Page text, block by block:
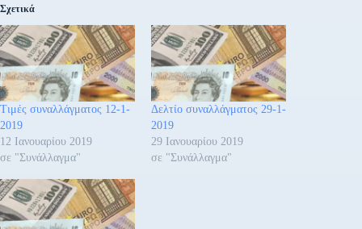
Σχετικά
Τιμές συναλλάγματος 12-1-
2019
12 Ιανουαρίου 2019
σε "Συνάλλαγμα"
Δελτίο συναλλάγματος 29-1-
2019
29 Ιανουαρίου 2019
σε "Συνάλλαγμα"